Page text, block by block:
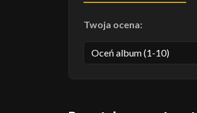
Twoja ocena: